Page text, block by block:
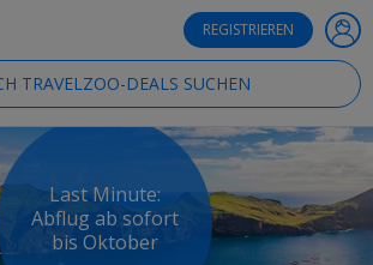
REGISTRIEREN
TRAVELZOO-DEALS SUCHEN
Last Minute:
Abflug ab sofort
bis Oktober